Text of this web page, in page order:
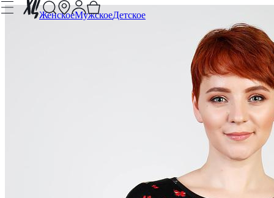
ЖенскоеМужскоеДетское